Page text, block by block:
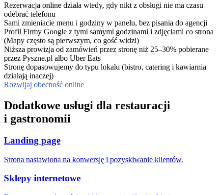
Rezerwacja online działa wtedy, gdy nikt z obsługi nie ma czasu
odebrać telefonu
Sami zmieniacie menu i godziny w panelu, bez pisania do agencji
Profil Firmy Google z tymi samymi godzinami i zdjęciami co strona
(Mapy często są pierwszym, co gość widzi)
Niższa prowizja od zamówień przez stronę niż 25–30% pobierane
przez Pyszne.pl albo Uber Eats
Stronę dopasowujemy do typu lokalu (bistro, catering i kawiarnia
działają inaczej)
Rozwijaj obecność online
Dodatkowe usługi dla restauracji
i gastronomii
Landing page
Strona nastawiona na konwersję i pozyskiwanie klientów.
Sklepy internetowe